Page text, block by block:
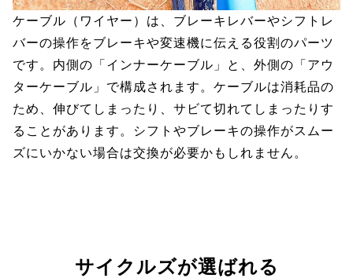
ケーブル（ワイヤー）は、ブレーキレバーやシフトレ
バーの操作をブレーキや変速機に伝える役割のパーツ
です。内側の「インナーケーブル」と、外側の「アウ
ターケーブル」で構成されます。ケーブルは消耗品の
ため、伸びてしまったり、サビて切れてしまったりす
ることがあります。シフトやブレーキの操作がスムー
ズにいかない場合は交換が必要かもしれません。
サイクルズが選ばれる